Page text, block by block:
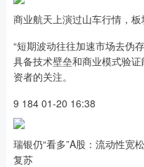
商业航天上演过山车行情，板
“短期波动往往加速市场去伪
具备技术壁垒和商业模式验
资者的关注。
9 184 01-20 16:38
瑞银仍“看多”A股：流动性宽
复苏